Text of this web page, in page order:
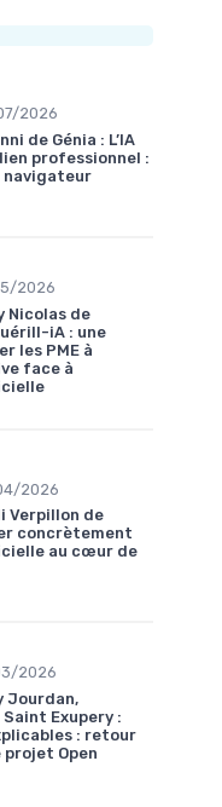
2026
de Génia : L’IA
professionnel :
navigateur
2026
Nicolas de
iA : une
les PME à
face à
2026
Verpillon de
concrètement
au cœur de
2026
Jourdan,
Exupery :
: retour
projet Open